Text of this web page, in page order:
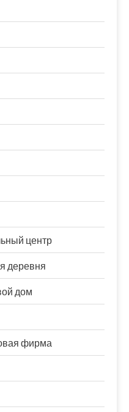
центр
деревня
дом
фирма